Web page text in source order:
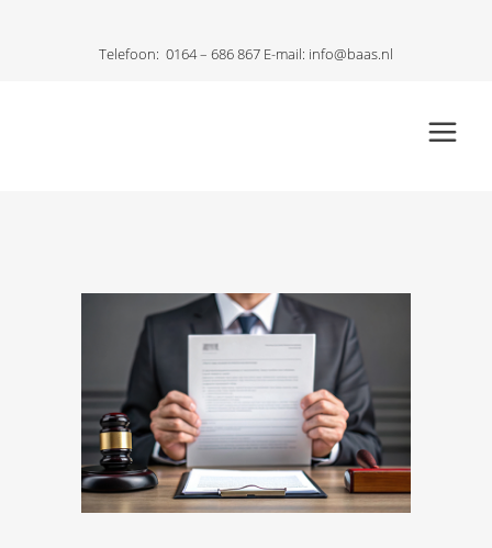
Telefoon: 0164 – 686 867 E-mail: info@baas.nl